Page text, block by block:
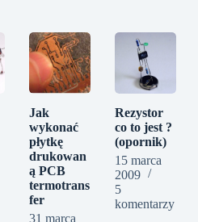
Jak
wykonać
płytkę
drukowan
ą PCB
termotrans
fer
31 marca
Rezystor
co to jest ?
(opornik)
15 marca
2009
5
komentarzy